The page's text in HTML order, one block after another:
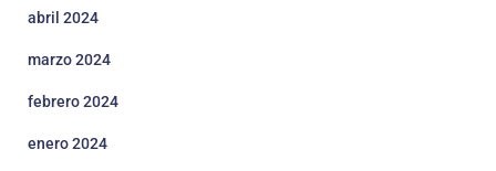
abril 2024
marzo 2024
febrero 2024
enero 2024